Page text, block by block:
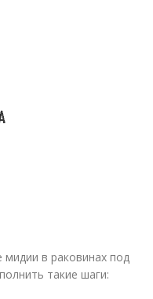
в раковинах под
такие шаги: